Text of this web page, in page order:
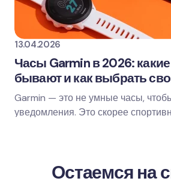
13.04.2026
Часы Garmin в 2026:
бывают и как выбрать
Garmin — это не умные часы,
уведомления. Это скорее
Остаемся на